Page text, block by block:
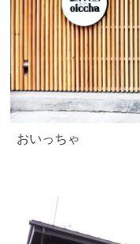
おいっちゃ